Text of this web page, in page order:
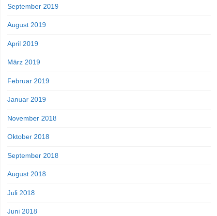
September 2019
August 2019
April 2019
März 2019
Februar 2019
Januar 2019
November 2018
Oktober 2018
September 2018
August 2018
Juli 2018
Juni 2018